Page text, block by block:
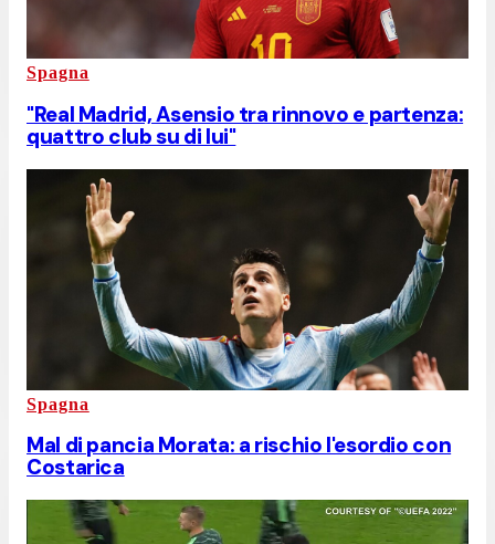
Spagna
"Real Madrid, Asensio tra rinnovo e partenza:
quattro club su di lui"
Spagna
Mal di pancia Morata: a rischio l'esordio con
Costarica